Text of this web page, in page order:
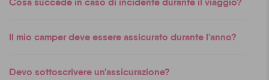
Il mio camper deve essere assicurato durante l'anno?
Devo sottoscrivere un'assicurazione?